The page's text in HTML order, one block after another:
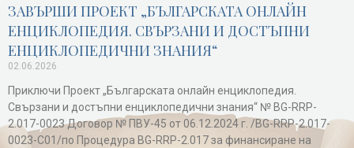
ЗАВЪРШИ ПРОЕКТ „БЪЛГАРСКАТА ОНЛАЙН
ЕНЦИКЛОПЕДИЯ. СВЪРЗАНИ И ДОСТЪПНИ
ЕНЦИКЛОПЕДИЧНИ ЗНАНИЯ“
02.06.2026
Приключи Проект „Българската онлайн енциклопедия.
Свързани и достъпни енциклопедични знания“ № BG-RRP-
2.017-0023 Договор № ПВУ-45 от 06.12.2024 г. /BG-RRP-2.017-
0023-C01/по Процедура BG-RRP-2.017 за финансиране на